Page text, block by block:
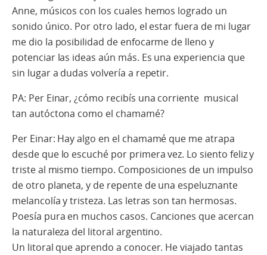
Anne, músicos con los cuales hemos logrado un
sonido único. Por otro lado, el estar fuera de mi lugar
me dio la posibilidad de enfocarme de lleno y
potenciar las ideas aún más. Es una experiencia que
sin lugar a dudas volvería a repetir.
PA: Per Einar, ¿cómo recibís una corriente musical
tan autóctona como el chamamé?
Per Einar: Hay algo en el chamamé que me atrapa
desde que lo escuché por primera vez. Lo siento feliz y
triste al mismo tiempo. Composiciones de un impulso
de otro planeta, y de repente de una espeluznante
melancolía y tristeza. Las letras son tan hermosas.
Poesía pura en muchos casos. Canciones que acercan
la naturaleza del litoral argentino.
Un litoral que aprendo a conocer. He viajado tantas